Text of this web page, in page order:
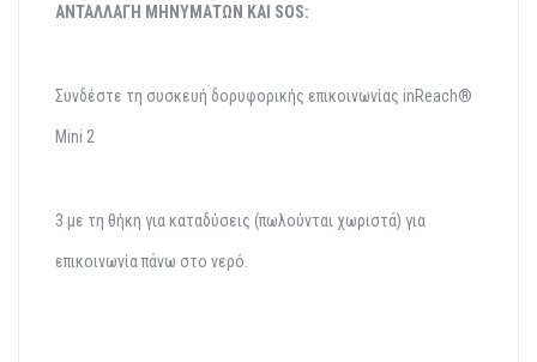
ΑΝΤΑΛΛΑΓΗ ΜΗΝΥΜΑΤΩΝ ΚΑΙ SOS:
Συνδέστε τη συσκευή δορυφορικής επικοινωνίας inReach®
Mini 2
3 με τη θήκη για καταδύσεις (πωλούνται χωριστά) για
επικοινωνία πάνω στο νερό.